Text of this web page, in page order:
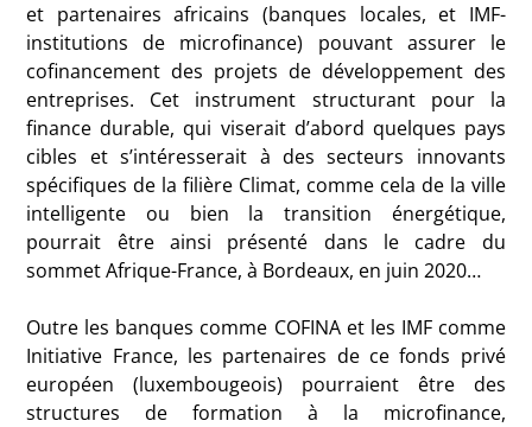
et partenaires africains (banques locales, et IMF-
institutions de microfinance) pouvant assurer le
cofinancement des projets de développement des
entreprises. Cet instrument structurant pour la
finance durable, qui viserait d’abord quelques pays
cibles et s’intéresserait à des secteurs innovants
spécifiques de la filière Climat, comme cela de la ville
intelligente ou bien la transition énergétique,
pourrait être ainsi présenté dans le cadre du
sommet Afrique-France, à Bordeaux, en juin 2020…
Outre les banques comme COFINA et les IMF comme
Initiative France, les partenaires de ce fonds privé
européen (luxembougeois) pourraient être des
structures de formation à la microfinance,